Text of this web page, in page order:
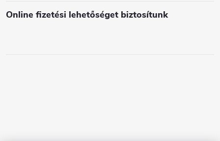
Online fizetési lehetőséget biztosítunk